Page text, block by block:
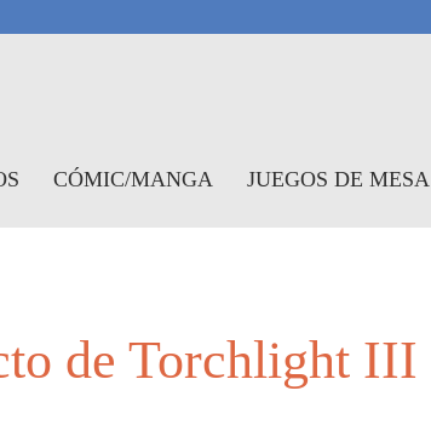
CÓMIC/MANGA JUEGOS DE MESA
de Torchlight III